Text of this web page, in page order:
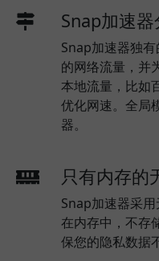
Snap加速
Snap加速器独
的网络流量，并
本地流量，比如
优化网速。全局
器。
只有内存的
Snap加速器采
在内存中，不存
保您的隐私数据